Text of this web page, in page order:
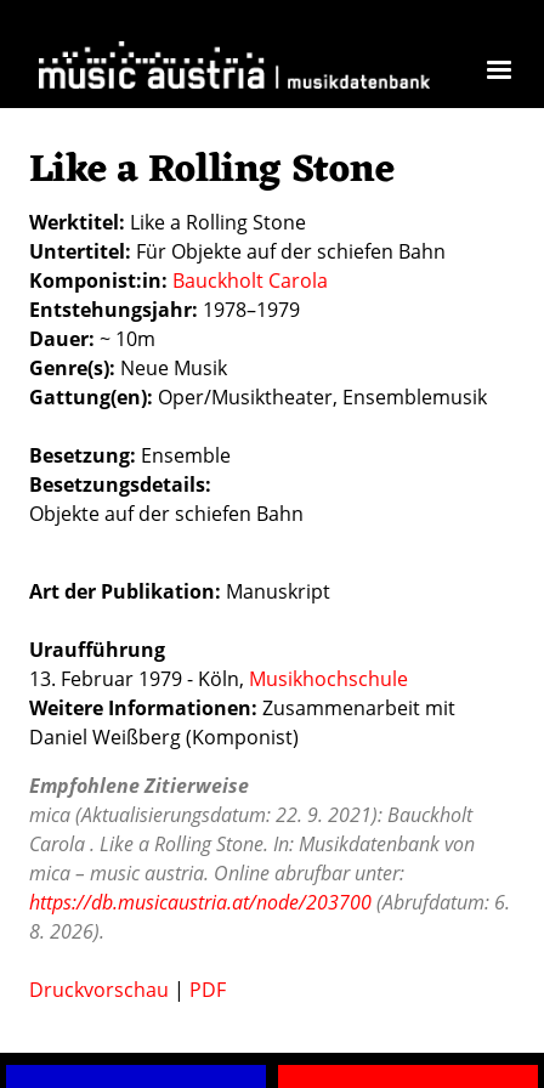
Like a Rolling Stone
Werktitel Like a Rolling Stone
Untertitel Für Objekte auf der schiefen Bahn
Komponist:in Bauckholt Carola
Entstehungsjahr 1978–1979
Dauer ~ 10m
Genre(s) Neue Musik
Gattung(en) Oper/Musiktheater Ensemblemusik
Besetzung Ensemble
Besetzungsdetails
Objekte auf der schiefen Bahn
Art der Publikation Manuskript
Uraufführung
13. Februar 1979 - Köln, Musikhochschule
Weitere Informationen: Zusammenarbeit mit
Daniel Weißberg (Komponist)
Empfohlene Zitierweise
mica (Aktualisierungsdatum: 22. 9. 2021): Bauckholt
Carola . Like a Rolling Stone. In: Musikdatenbank von
mica – music austria. Online abrufbar unter:
https://db.musicaustria.at/node/203700(Abrufdatum: 6.
8. 2026).
Druckvorschau | PDF